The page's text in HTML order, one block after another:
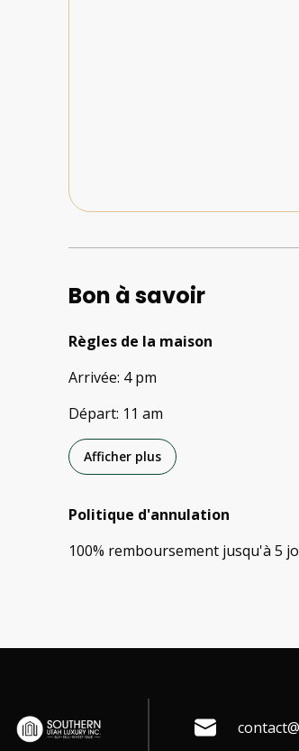
Bon à savoir
Règles de la maison
Arrivée: 4 pm
Départ: 11 am
Afficher plus
Politique d'annulation
100% remboursement jusqu'à 5